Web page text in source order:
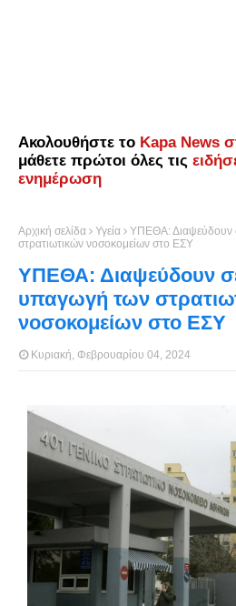
Ακολουθήστε το Kapa News
μάθετε πρώτοι όλες τις
ενημέρωση
Αρχική σελίδα Υγεία
ΥΠΕΘΑ: Διαψεύδουν
στρατιωτικών νοσοκομείων στο ΕΣΥ
ΥΠΕΘΑ: Διαψεύδουν
υπαγωγή των
νοσοκομείων στο ΕΣΥ
Κυριακή, Φεβρουαρίου 04, 2024